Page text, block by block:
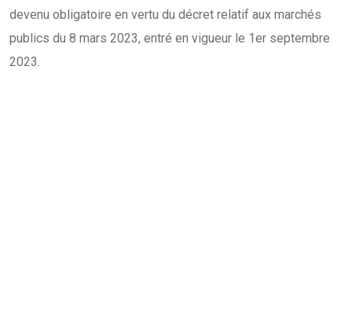
devenu obligatoire en vertu du décret relatif aux marchés
publics du 8 mars 2023, entré en vigueur le 1er septembre
2023.